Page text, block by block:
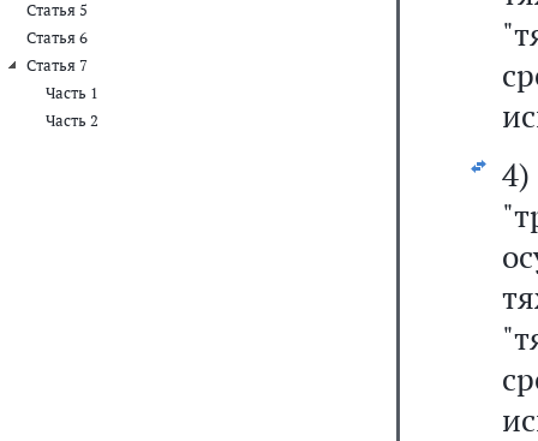
Статья 5
Статья 6
Статья 7
Часть 1
Часть 2